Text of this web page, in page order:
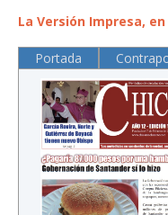
La Versión Impresa,
Portada